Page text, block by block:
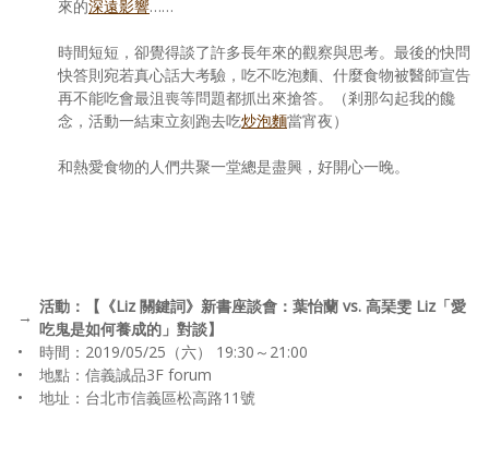
來的深遠影響……
時間短短，卻覺得談了許多長年來的觀察與思考。最後的快問
快答則宛若真心話大考驗，吃不吃泡麵、什麼食物被醫師宣告
再不能吃會最沮喪等問題都抓出來搶答。（剎那勾起我的饞
念，活動一結束立刻跑去吃炒泡麵當宵夜）
和熱愛食物的人們共聚一堂總是盡興，好開心一晚。
→
活動：【《Liz 關鍵詞》新書座談會：葉怡蘭 vs. 高琹雯 Liz「愛
吃鬼是如何養成的」對談】
•
時間：2019/05/25（六） 19:30～21:00
•
地點：信義誠品3F forum
•
地址：台北市信義區松高路11號